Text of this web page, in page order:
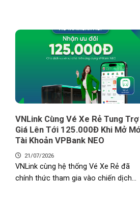
VNLink Cùng Vé Xe Rẻ Tung Trợ
Giá Lên Tới 125.000Đ Khi Mở
Tài Khoản VPBank NEO
21/07/2026
VNLink cùng hệ thống Vé Xe Rẻ đã
chính thức tham gia vào chiến dịch...